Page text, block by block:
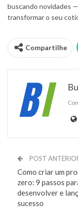
buscando novidades
transformar o seu
Compartilhe
POST
Como criar um
zero: 9 passos
desenvolver e
sucesso